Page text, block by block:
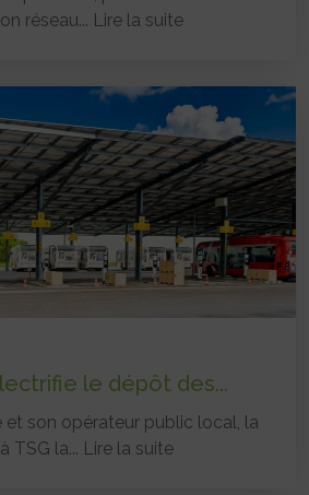
réseau... Lire la suite
le dépôt des...
et son opérateur public local, la
TSG la... Lire la suite